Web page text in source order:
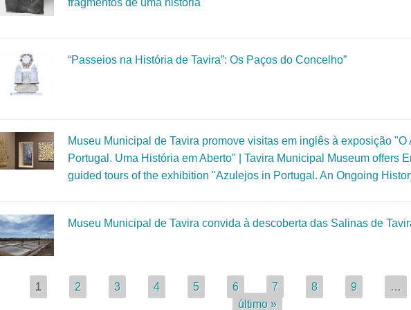
fragmentos de uma história"
“Passeios na História de Tavira”: Os Paços do Concelho”
Museu Municipal de Tavira promove visitas em inglês à exposição "O
Portugal. Uma História em Aberto" | Tavira Municipal Museum offers
guided tours of the exhibition "Azulejos in Portugal. An Ongoing
Museu Municipal de Tavira convida à descoberta das Salinas de
1 2 3 4 5 6 7 8 9 …
último »